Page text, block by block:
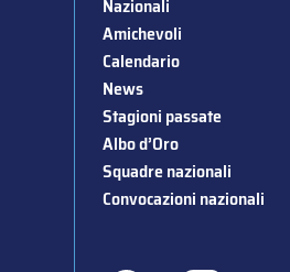
Nazionali
Amichevoli
Calendario
News
Stagioni passate
Albo d’Oro
Squadre nazionali
Convocazioni nazionali